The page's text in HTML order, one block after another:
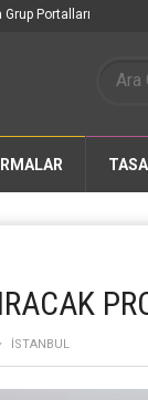
Portalları
İSTANBUL